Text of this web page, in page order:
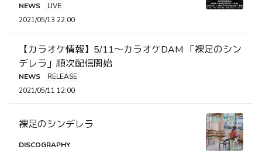
NEWS
LIVE
2021/05/13 22:00
【カラオケ情報】5/11〜カラオケDAM 「裸足のシン
デレラ」順次配信開始
NEWS
RELEASE
2021/05/11 12:00
裸足のシンデレラ
DISCOGRAPHY